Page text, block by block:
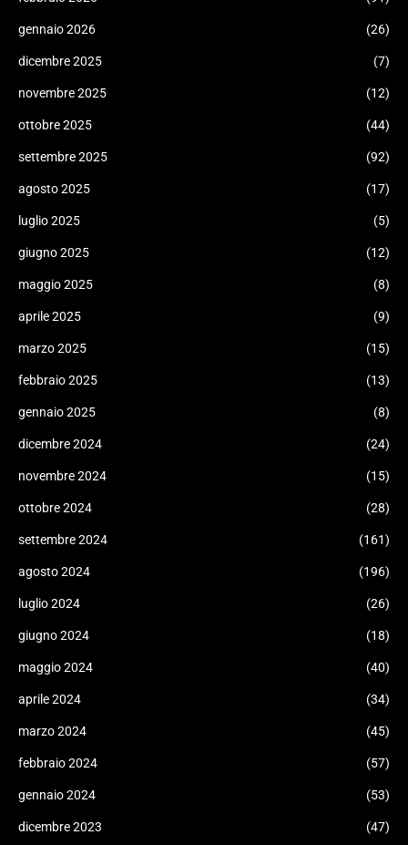
gennaio 2026 (26)
dicembre 2025 (7)
novembre 2025 (12)
ottobre 2025 (44)
settembre 2025 (92)
agosto 2025 (17)
luglio 2025 (5)
giugno 2025 (12)
maggio 2025 (8)
aprile 2025 (9)
marzo 2025 (15)
febbraio 2025 (13)
gennaio 2025 (8)
dicembre 2024 (24)
novembre 2024 (15)
ottobre 2024 (28)
settembre 2024 (161)
agosto 2024 (196)
luglio 2024 (26)
giugno 2024 (18)
maggio 2024 (40)
aprile 2024 (34)
marzo 2024 (45)
febbraio 2024 (57)
gennaio 2024 (53)
dicembre 2023 (47)